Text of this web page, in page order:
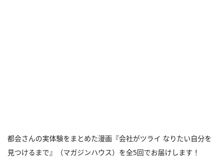
都会さんの実体験をまとめた漫画『会社がツライ なりたい自分を
見つけるまで』（マガジンハウス）を全5回でお届けします！